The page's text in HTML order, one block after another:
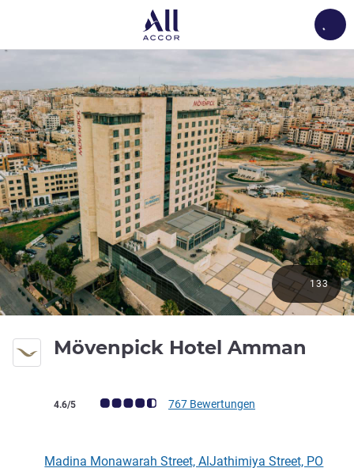
Mövenpick Hotel Amman
Note Kundenmeinungen (Bewertung ALL)
4.6/5 767 Bewertungen
133
Madina Monawarah Street, AlJathimiya Street, PO